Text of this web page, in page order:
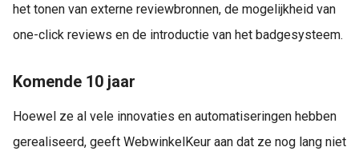
het tonen van externe reviewbronnen, de mogelijkheid van
one-click reviews en de introductie van het badgesysteem.
Komende 10 jaar
Hoewel ze al vele innovaties en automatiseringen hebben
gerealiseerd, geeft WebwinkelKeur aan dat ze nog lang niet